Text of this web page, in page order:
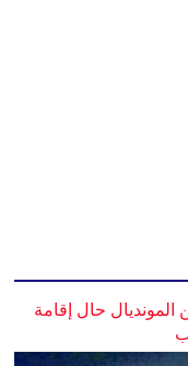
المونديال حال إقامة